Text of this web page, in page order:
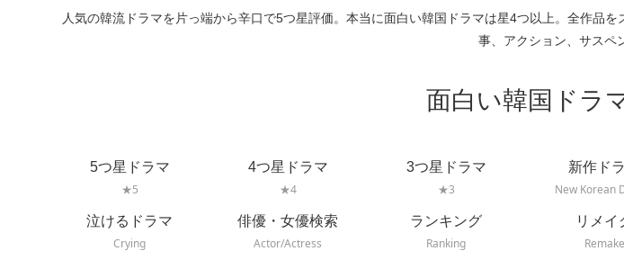
人気の韓流ドラマを片っ端から辛口で5つ星評価。本当に面白い韓国ドラマは星4つ以上。全作品
事、アクション、サスペ
面白い韓国ドラ
5つ星ドラマ
★5
4つ星ドラマ
★4
3つ星ドラマ
★3
新作ド
New Korean
泣けるドラマ
Crying
俳優・女優検索
Actor/Actress
ランキング
Ranking
リメイ
Remake